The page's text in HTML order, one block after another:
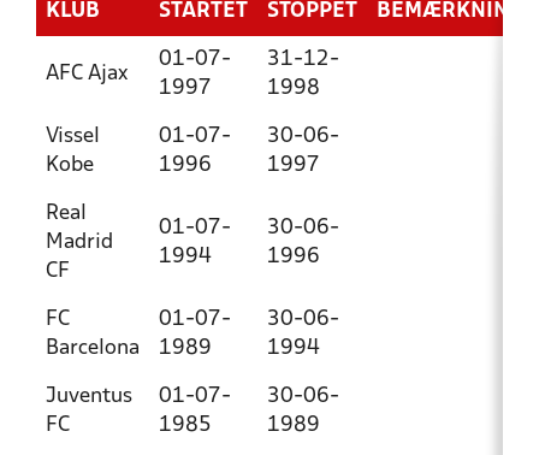
KLUB STARTET STOPPET BEMÆRKNING
AFC Ajax
01-07-
1997
31-12-
1998
Vissel
Kobe
01-07-
1996
30-06-
1997
Real
Madrid
CF
01-07-
1994
30-06-
1996
FC
Barcelona
01-07-
1989
30-06-
1994
Juventus
FC
01-07-
1985
30-06-
1989